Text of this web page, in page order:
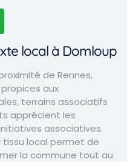
local à Domloup
de Rennes,
aux
terrains associatifs
apprécient les
associatives.
tissu local permet de
la commune tout au